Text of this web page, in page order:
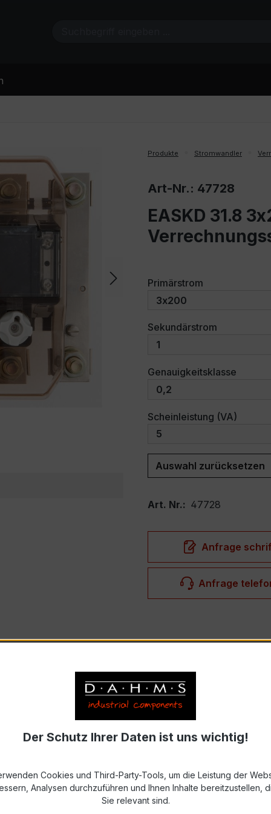
Produkte Stromwandler
Art-Nr.: 47728
EASKD 31.8
Primärstrom
Sekundärstrom
Genauigkeitsklasse
Scheinleistung (VA)
Auswahl zurücksetzen
Art. Nr.: 47728
Anfrage
Anfrage
ist die ideale Lösung für Ihre präzisen
, sodass Sie sich auf die Effizienz und Verlässlichkeit
von 1A ist dieser Stromwandler perfekt für
Leistung in jeder Umgebung.
Der Schutz Ihrer Daten ist uns wichtig!
Cookies und Third-Party-Tools, um die Leistung der
Analysen durchzuführen und Ihnen Inhalte bereitzustellen,
Sie relevant sind.